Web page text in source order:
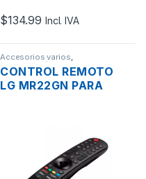
$134.99 Incl. IVA
Accesorios varios
Computación
CONTROL REMOTO
LG MR22GN PARA
COMANDO DE VOZ